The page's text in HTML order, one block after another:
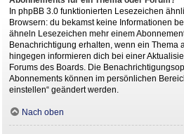
In phpBB 3.0 funktionierten Lesezeichen
Browsern: du bekamst keine Informationen
ähneln Lesezeichen mehr einem
Benachrichtigung erhalten, wenn ein Thema
hingegen informieren dich bei einer
Forums des Boards. Die
Abonnements können im persönlichen
einstellen“ geändert werden.
Nach oben